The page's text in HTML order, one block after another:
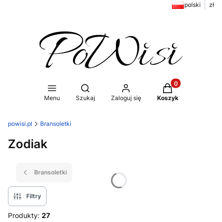
polski zł
Menu
Otwórz wyszukiwarkę
Szukaj Zaloguj się
Produkty w
Koszyk
powisi.pl Bransoletki
Zodiak
Bransoletki
Filtry
Produkty: 27